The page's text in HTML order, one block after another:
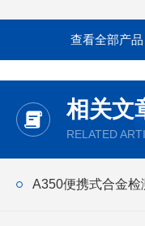
查看全部产
相关文
RELATED
A350便携式合金检